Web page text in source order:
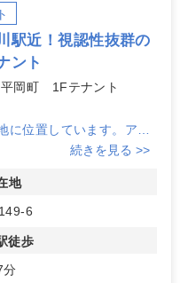
駅近！視認性抜群の
ント
平岡町 1Fテナント
位置しています。アク
高め、集患力の強化に繋
認性が非常に良好です。
車でのアクセスもスムー
続きを見る >>
地
6
徒歩
分